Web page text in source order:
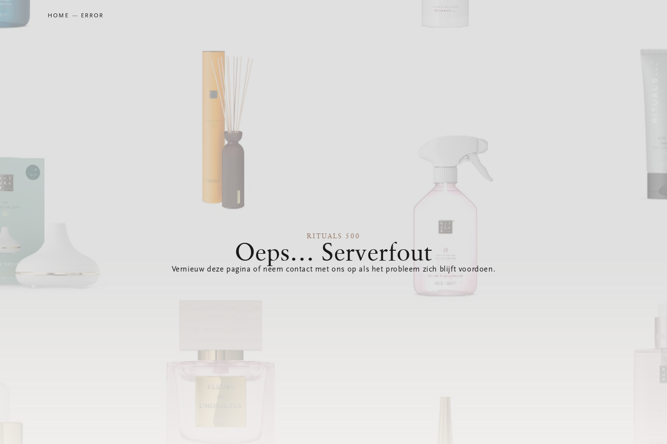
HOME ERROR
RITUALS 500
Oeps… Serverfout
Vernieuw deze pagina of neem contact met ons op als het probleem zich blijft voordoen.